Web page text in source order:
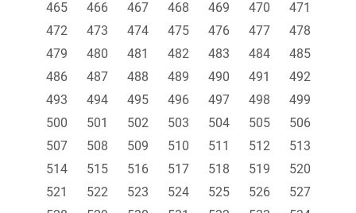
465
466 467 468 469 470
471
472
473 474 475 476 477
478
479
480 481 482 483 484
485
486
487 488 489 490 491
492
493
494 495 496 497 498
499
500
501 502 503 504 505
506
507
508 509 510 511 512
513
514
515 516 517 518 519
520
521
522 523 524 525 526
527